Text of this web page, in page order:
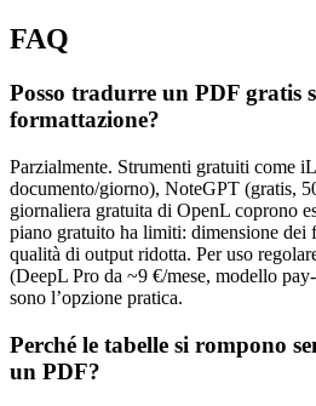
FAQ
Posso tradurre un PDF gratis
formattazione?
Parzialmente. Strumenti gratuiti come
documento/giorno), NoteGPT (gratis,
giornaliera gratuita di OpenL coprono
piano gratuito ha limiti: dimensione dei
qualità di output ridotta. Per uso
(DeepL Pro da ~9 €/mese, modello
sono l’opzione pratica.
Perché le tabelle si rompono
un PDF?